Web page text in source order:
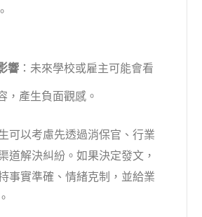
響：未來學校或雇主可能會看
，產生負面觀感。
可以考慮先透過消保官、行業
道解決糾紛。如果決定發文，
事實準確、情緒克制，並給業